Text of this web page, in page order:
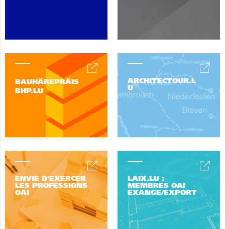
BAUHÄREPRÄIS
BHP.LU
ARCHITECTOUR.L
U
ENVIE D'EXERCER
LES PROFESSIONS
OAI
LAIX.LU :
MEMBRES OAI
EXANGE/EXPORT